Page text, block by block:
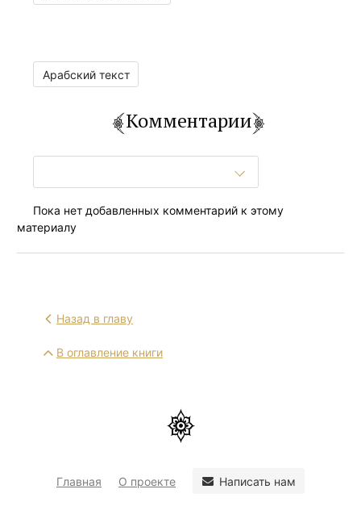
Арабский текст
Комментарии
Пока нет добавленных комментарий к этому
материалу
Назад в главу
В оглавление книги
Главная О проекте Написать нам